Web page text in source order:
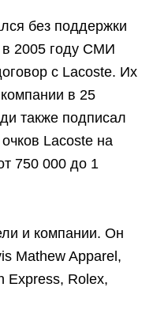
без поддержки
в 2005 году СМИ
с Lacoste. Их
в 25
также подписал
Lacoste на
750 000 до 1
и компании. Он
Mathew Apparel,
Express, Rolex,